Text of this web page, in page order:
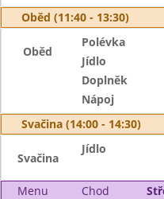
Oběd (11:40 - 13:30)
Oběd
Polévka
Jídlo
Doplněk
Nápoj
Svačina (14:00 - 14:30)
Svačina
Jídlo
Menu Chod